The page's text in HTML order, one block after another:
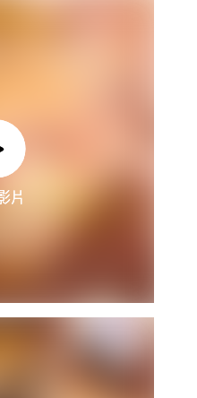
片
片